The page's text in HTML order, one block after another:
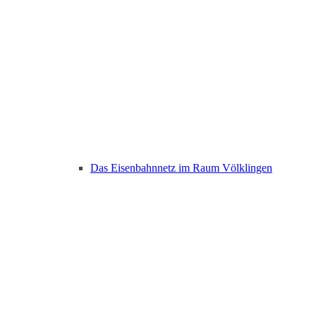
Das Eisenbahnnetz im Raum Völklingen